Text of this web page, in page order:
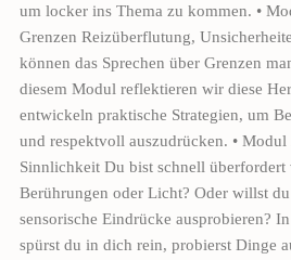
um locker ins Thema zu kommen. •
Grenzen Reizüberflutung,
können das Sprechen über Grenzen
diesem Modul reflektieren wir diese
entwickeln praktische Strategien, um
und respektvoll auszudrücken. •
Sinnlichkeit Du bist schnell überfordert
Berührungen oder Licht? Oder willst
sensorische Eindrücke ausprobieren?
spürst du in dich rein, probierst Dinge